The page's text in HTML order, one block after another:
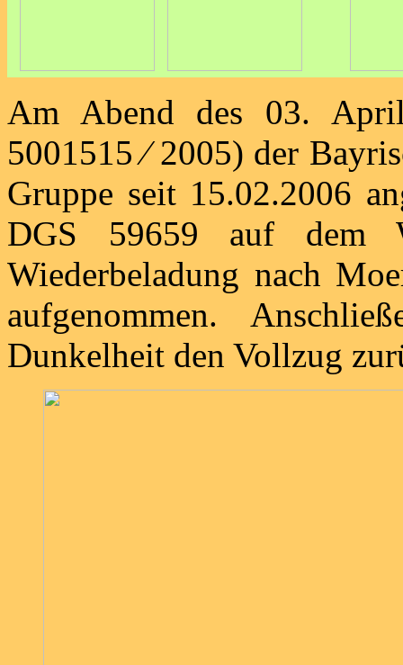
Am Abend des 03.
5001515 ⁄ 2005) der
Gruppe seit 15.02.2006
DGS 59659 auf dem
Wiederbeladung nach
aufgenommen.
Dunkelheit den Vollzug